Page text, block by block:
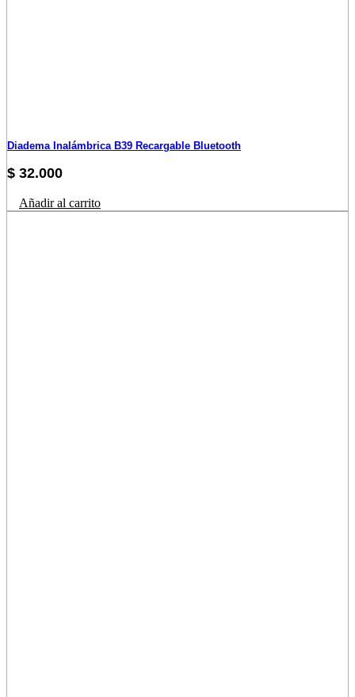
Diadema Inalámbrica B39 Recargable Bluetooth
$ 32.000
Añadir al carrito